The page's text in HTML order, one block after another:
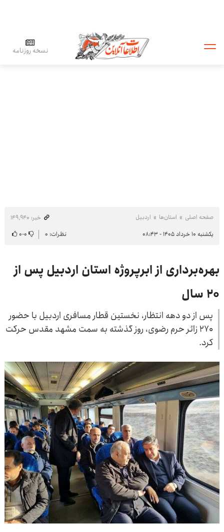
نسخه روزنامه
صفحه اصلی استان‌ها اردبیل
خبر: ۱۴۹٬۹۴۰
یکشنبه ۱۰ خرداد ۱۴۰۵ - ۰۸:۴۳
نظرات: ۰ ۰-۰
بهره‌برداری از ابرپروژه استان اردبیل پس از
۲۰ سال
پس از دو دهه انتظار، نخستین قطار مسافری اردبیل با حضور
۲۷۰ زائر حرم رضوی، روز گذشته به سمت مشهد مقدس حرکت
کرد.